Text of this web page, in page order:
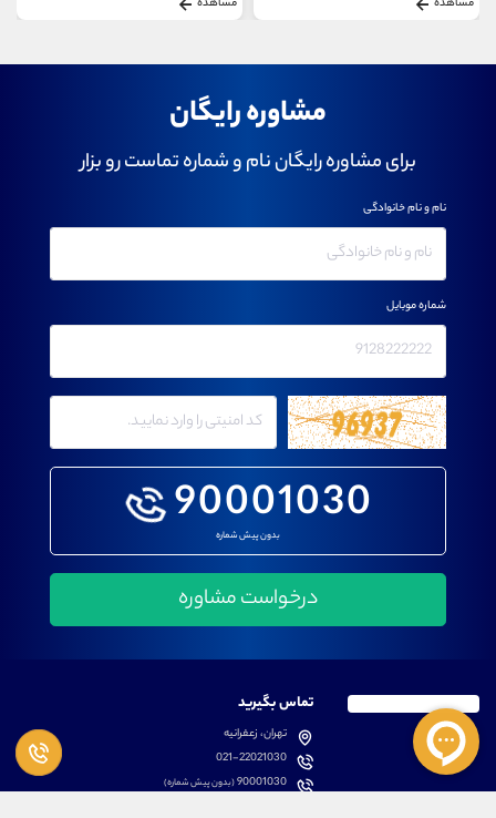
مشاهده مشاهده
مشاوره رایگان
برای مشاوره رایگان نام و شماره تماست رو بزار
90001030
بدون پیش شماره
نام و نام خانوادگی
شماره موبایل
تماس بگیرید
تهران، زعفرانیه
021-22021030
90001030(بدون پیش شماره)